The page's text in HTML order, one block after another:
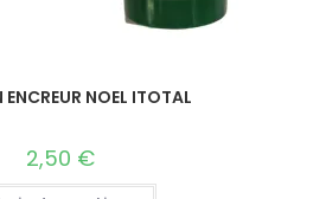
NOEL ITOTAL
2,50 €